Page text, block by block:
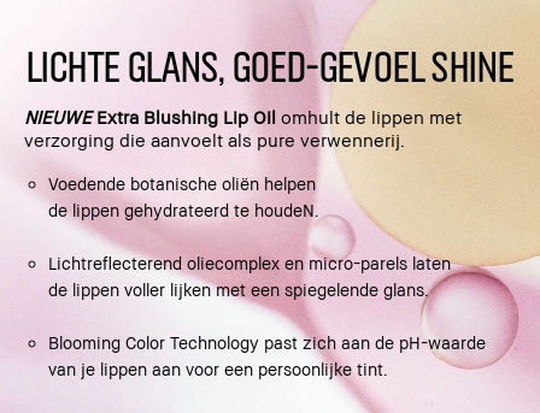
LICHTE GLANS, GOED-GEVOEL SHINE
NIEUWEExtra Blushing Lip Oil omhult de lippen met
verzorging die aanvoelt als pure verwennerij.
Voedende botanische oliën helpen
de lippen gehydrateerd te houdeN.
Lichtreflecterend oliecomplex en micro-parels laten
de lippen voller lijken met een spiegelende glans.
Blooming Color Technology past zich aan de pH-waarde
van je lippen aan voor een persoonlijke tint.